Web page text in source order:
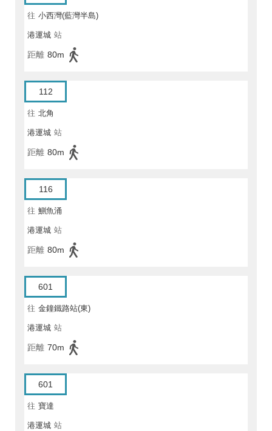
往 小西灣(藍灣半島)
港運城 站
距離 80m
112
往 北角
港運城 站
距離 80m
116
往 鰂魚涌
港運城 站
距離 80m
601
往 金鐘鐵路站(東)
港運城 站
距離 70m
601
往 寶達
港運城 站